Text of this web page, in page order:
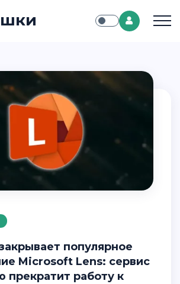
популярное
Microsoft Lens: сервис
прекратит работу к